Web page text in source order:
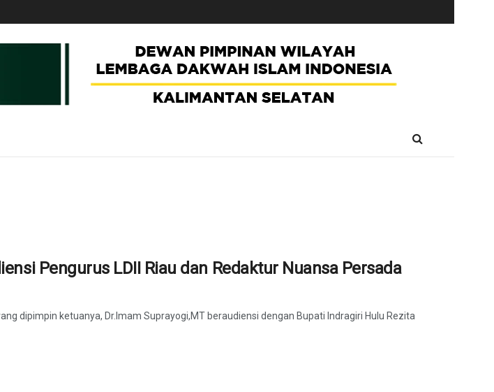
Pengurus LDII Riau dan Redaktur Nuansa Persada
dipimpin ketuanya, Dr.Imam Suprayogi,MT beraudiensi dengan Bupati Indragiri Hulu Rezita